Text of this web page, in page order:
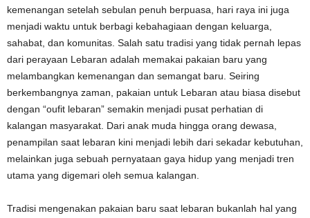
kemenangan setelah sebulan penuh berpuasa, hari raya ini juga
menjadi waktu untuk berbagi kebahagiaan dengan keluarga,
sahabat, dan komunitas. Salah satu tradisi yang tidak pernah lepas
dari perayaan Lebaran adalah memakai pakaian baru yang
melambangkan kemenangan dan semangat baru. Seiring
berkembangnya zaman, pakaian untuk Lebaran atau biasa disebut
dengan “oufit lebaran” semakin menjadi pusat perhatian di
kalangan masyarakat. Dari anak muda hingga orang dewasa,
penampilan saat lebaran kini menjadi lebih dari sekadar kebutuhan,
melainkan juga sebuah pernyataan gaya hidup yang menjadi tren
utama yang digemari oleh semua kalangan.
Tradisi mengenakan pakaian baru saat lebaran bukanlah hal yang